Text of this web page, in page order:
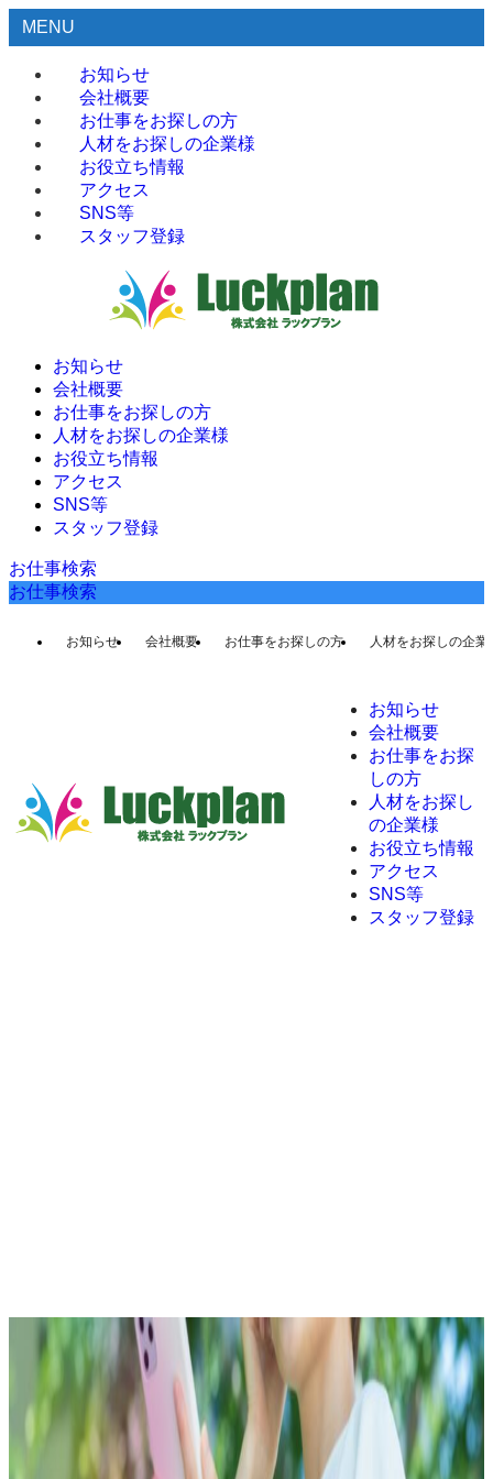
MENU
お知らせ
会社概要
お仕事をお探しの方
人材をお探しの企業様
お役立ち情報
アクセス
SNS等
スタッフ登録
お知らせ
会社概要
お仕事をお探しの方
人材をお探しの企業様
お役立ち情報
アクセス
SNS等
スタッフ登録
お仕事検索
お仕事検索
お知らせ 会社概要 お仕事をお探しの方 人材をお探しの企業
お知らせ
会社概要
お仕事をお探
しの方
人材をお探し
の企業様
お役立ち情報
アクセス
SNS等
スタッフ登録